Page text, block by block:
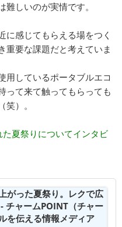
しいのが実情です。
に感じてもらえる場をつく
重要な課題だと考えていま
用しているポータブルエコ
って来て触ってもらっても
）。
夏祭りについてインタビ
がった夏祭り。レクで広
チャームPOINT（チャー
を伝える情報メディア